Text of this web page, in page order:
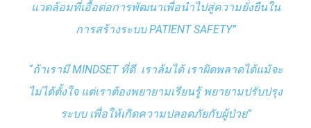
แวดล้อมที่เอื้อต่อการพัฒนาเพื่อนำไปสู่ความยั่งยืนใน
การสร้างระบบ PATIENT SAFETY”
“ถ้าเรามี MINDSET ที่ดี เราล้มได้ เราผิดพลาดได้แม้จะ
ไม่ได้ตั้งใจ แต่เราต้องพยายามเรียนรู้ พยายามปรับปรุง
ระบบ เพื่อให้เกิดความปลอดภัยกับผู้ป่วย”